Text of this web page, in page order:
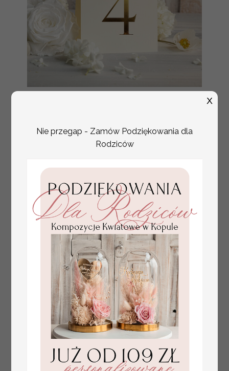
numerki na stół weselny,
plan stołów
Promocja:
Nie przegap - Zamów Podziękowania dla
Rodziców
X